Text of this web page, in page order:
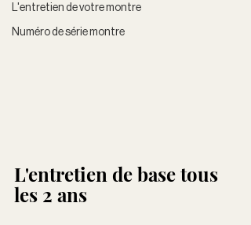
L'entretien de votre montre
Numéro de série montre
L'entretien de base tous
les 2 ans